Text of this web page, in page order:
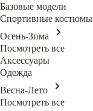
Базовые модели
Спортивные костюмы
Осень-Зима
Посмотреть все
Аксессуары
Одежда
Весна-Лето
Посмотреть все